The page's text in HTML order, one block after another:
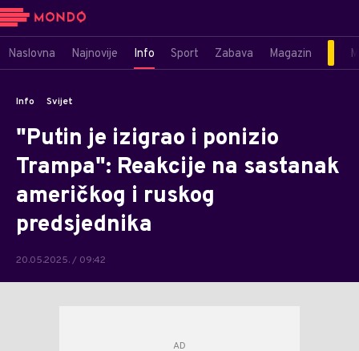
Naslovna Najnovije Info Sport Zabava Magazin
Info Svijet
"Putin je izigrao i ponizio
Trampa": Reakcije na sastanak
američkog i ruskog
predsjednika
20.05.2025. / 09:42